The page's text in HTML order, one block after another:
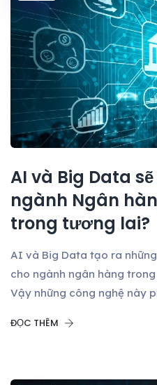
AI và Big Data
ngành Ngân
trong tương lai?
AI và Big Data tạo ra
cho ngành ngân hàng
Vậy những công nghệ này
ĐỌC THÊM